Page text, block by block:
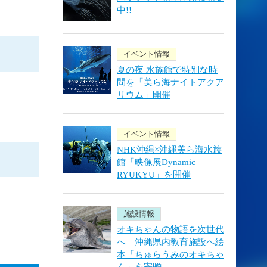
中!!
イベント情報
夏の夜 水族館で特別な時
間を「美ら海ナイトアクア
リウム」開催
イベント情報
NHK沖縄×沖縄美ら海水族
館「映像展Dynamic
RYUKYU」を開催
施設情報
オキちゃんの物語を次世代
へ 沖縄県内教育施設へ絵
本「ちゅらうみのオキちゃ